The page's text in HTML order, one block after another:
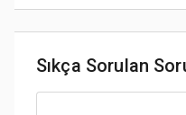
Sıkça Sorulan